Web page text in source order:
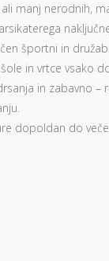
manj nerodnih,
športni in
in vrtce vsako
in zabavno –
dopoldan do